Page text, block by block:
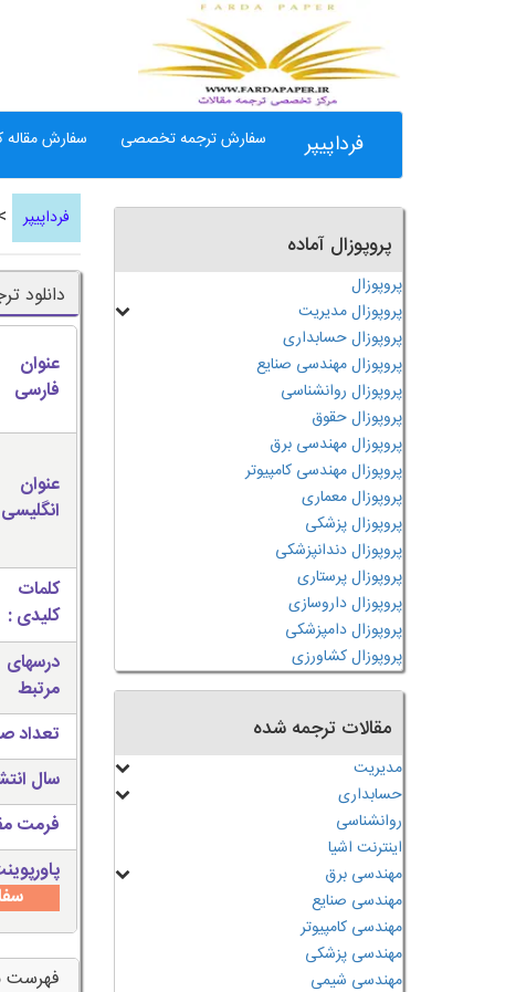
فرداپیپر سفارش ترجمه تخصصی سفارش مقاله
فرداپیپر
دانلود
عنوان
فارسی
عنوان
انگلیسی
کلمات
کلیدی :
درسهای
مرتبط
تعداد
سال
فرمت
فهرست
پروپوزال آماده
پروپوزال
پروپوزال مدیریت
پروپوزال حسابداری
پروپوزال مهندسی صنایع
پروپوزال روانشناسی
پروپوزال حقوق
پروپوزال مهندسی برق
پروپوزال مهندسی کامپیوتر
پروپوزال معماری
پروپوزال پزشکی
پروپوزال دندانپزشکی
پروپوزال پرستاری
پروپوزال داروسازی
پروپوزال دامپزشکی
پروپوزال کشاورزی
مقالات ترجمه شده
مدیریت
حسابداری
روانشناسی
اینترنت اشیا
مهندسی برق
مهندسی صنایع
مهندسی کامپیوتر
مهندسی پزشکی
مهندسی شیمی